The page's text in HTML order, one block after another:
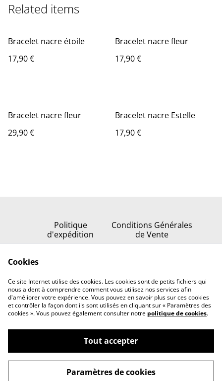
Related items
Bracelet nacre étoile
17,90 €
Bracelet nacre fleur
17,90 €
Bracelet nacre fleur
29,90 €
Bracelet nacre Estelle
17,90 €
Politique
d'expédition
Conditions Générales
de Vente
Nous contacter
©2026Serenata della stella
powered by
Cookies
Ce site Internet utilise des cookies. Les cookies sont de petits fichiers qui
nous aident à comprendre comment vous utilisez nos services afin
d'améliorer votre expérience. Vous pouvez en savoir plus sur ces cookies
et contrôler la façon dont ils sont utilisés en cliquant sur « Paramètres des
cookies ». Vous pouvez également consulter notre politique de cookies.
Tout accepter
Paramètres de cookies